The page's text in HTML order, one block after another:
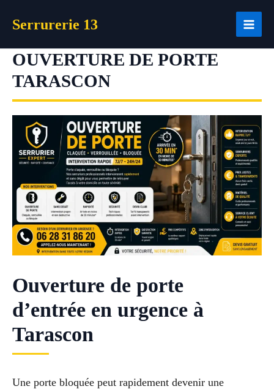
Serrurerie 13
OUVERTURE DE PORTE
TARASCON
Ouverture de porte
d’entrée en urgence à
Tarascon
Une porte bloquée peut rapidement devenir une